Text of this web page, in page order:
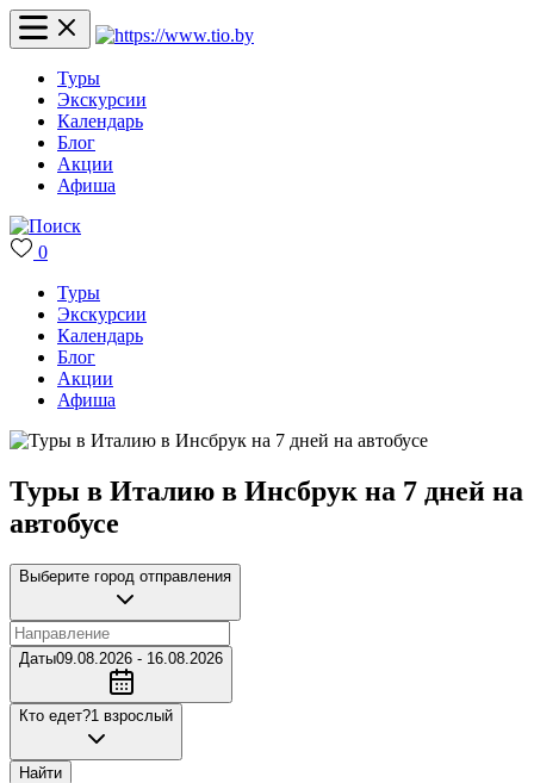
Туры
Экскурсии
Календарь
Блог
Акции
Афиша
0
Туры
Экскурсии
Календарь
Блог
Акции
Афиша
Туры в Италию в Инсбрук на 7 дней на
автобусе
Выберите город отправления
Даты09.08.2026 - 16.08.2026
Кто едет?1 взрослый
Найти